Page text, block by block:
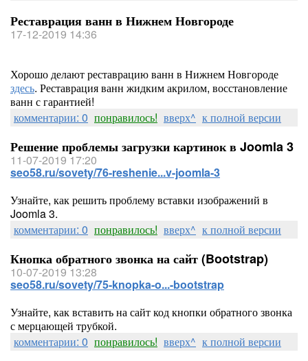
Реставрация ванн в Нижнем Новгороде
17-12-2019 14:36
Хорошо делают реставрацию ванн в Нижнем Новгороде
здесь. Реставрация ванн жидким акрилом, восстановление
ванн с гарантией!
комментарии: 0 понравилось! вверх^ к полной версии
Решение проблемы загрузки картинок в Joomla 3
11-07-2019 17:20
seo58.ru/sovety/76-reshenie...v-joomla-3
Узнайте, как решить проблему вставки изображений в
Joomla 3.
комментарии: 0 понравилось! вверх^ к полной версии
Кнопка обратного звонка на сайт (Bootstrap)
10-07-2019 13:28
seo58.ru/sovety/75-knopka-o...-bootstrap
Узнайте, как вставить на сайт код кнопки обратного звонка
с мерцающей трубкой.
комментарии: 0 понравилось! вверх^ к полной версии